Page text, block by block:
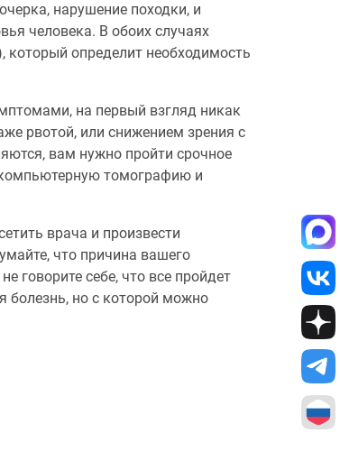
нарушение походки, и
человека. В обоих случаях
который определит необходимость
на первый взгляд никак
рвотой, или снижением зрения с
вам нужно пройти срочное
томографию и
врача и произвести
что причина вашего
говорите себе, что все пройдет
болезнь, но с которой можно